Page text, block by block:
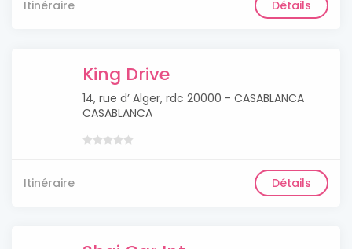
Itinéraire Détails
King Drive
14, rue d’ Alger, rdc 20000 - CASABLANCA
CASABLANCA
Itinéraire Détails